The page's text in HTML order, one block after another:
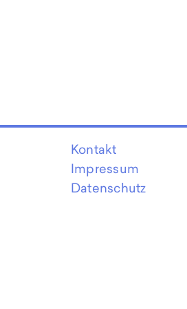
Kontakt
Impressum
Datenschutz